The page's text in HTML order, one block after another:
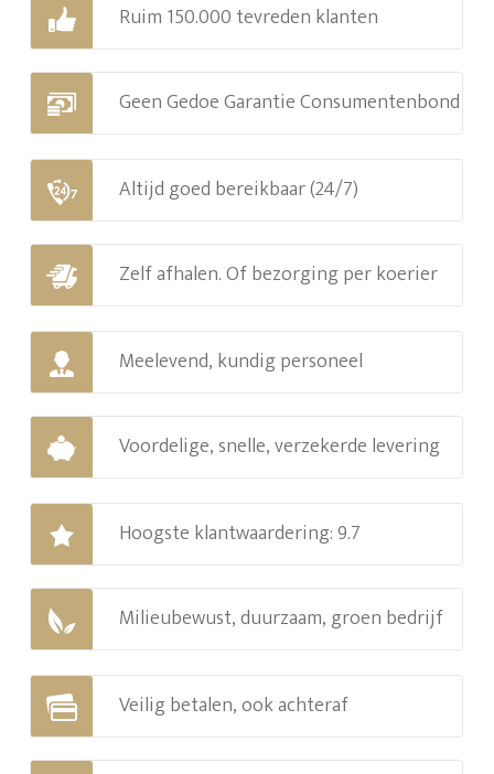
Ruim 150.000 tevreden klanten
Geen Gedoe Garantie Consumentenbond
Altijd goed bereikbaar (24/7)
Zelf afhalen. Of bezorging per koerier
Meelevend, kundig personeel
Voordelige, snelle, verzekerde levering
Hoogste klantwaardering: 9.7
Milieubewust, duurzaam, groen bedrijf
Veilig betalen, ook achteraf